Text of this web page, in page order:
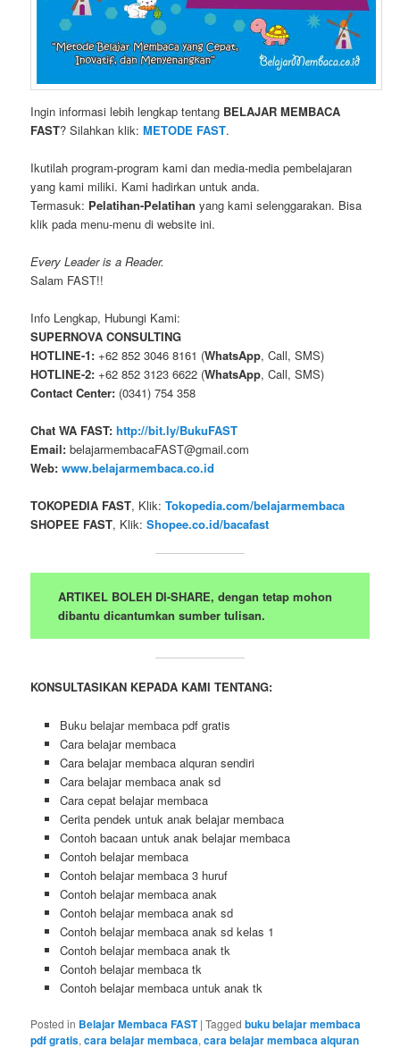
Ingin informasi lebih lengkap tentang BELAJAR MEMBACA
FAST? Silahkan klik:METODE FAST.
Ikutilah program-program kami dan media-media pembelajaran
yang kami miliki. Kami hadirkan untuk anda.
Termasuk: Pelatihan-Pelatihan yang kami selenggarakan. Bisa
klik pada menu-menu di website ini.
Every Leader is a Reader.
Salam FAST!!
Info Lengkap, Hubungi Kami:
SUPERNOVA CONSULTING
HOTLINE-1: +62 852 3046 8161 (WhatsApp, Call, SMS)
HOTLINE-2: +62 852 3123 6622 (WhatsApp, Call, SMS)
Contact Center: (0341) 754 358
Chat WA FAST: http://bit.ly/BukuFAST
Email: belajarmembacaFAST@gmail.com
Web: www.belajarmembaca.co.id
TOKOPEDIA FAST, Klik:Tokopedia.com/belajarmembaca
SHOPEE FAST, Klik:Shopee.co.id/bacafast
ARTIKEL BOLEH DI-SHARE, dengan tetap mohon
dibantu dicantumkan sumber tulisan.
KONSULTASIKAN KEPADA KAMI TENTANG:
Buku belajar membaca pdf gratis
Cara belajar membaca
Cara belajar membaca alquran sendiri
Cara belajar membaca anak sd
Cara cepat belajar membaca
Cerita pendek untuk anak belajar membaca
Contoh bacaan untuk anak belajar membaca
Contoh belajar membaca
Contoh belajar membaca 3 huruf
Contoh belajar membaca anak
Contoh belajar membaca anak sd
Contoh belajar membaca anak sd kelas 1
Contoh belajar membaca anak tk
Contoh belajar membaca tk
Contoh belajar membaca untuk anak tk
Posted in Belajar Membaca FAST |Tagged buku belajar membaca
pdf gratis,cara belajar membaca,cara belajar membaca alquran